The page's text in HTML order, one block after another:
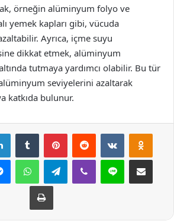
örneğin alüminyum folyo ve
yemek kapları gibi, vücuda
Ayrıca, içme suyu
dikkat etmek, alüminyum
tutmaya yardımcı olabilir. Bu tür
seviyelerini azaltarak
katkıda bulunur.
LinkedInTumblr PinterestReddit VKontakte
MessengerWhatsAppTelegramViber Line E-Posta ile
Yazdır